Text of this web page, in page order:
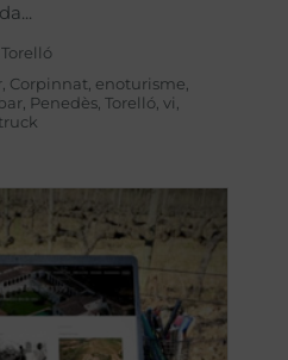
, Corpinnat enoturisme
, Penedès, Torelló, vi